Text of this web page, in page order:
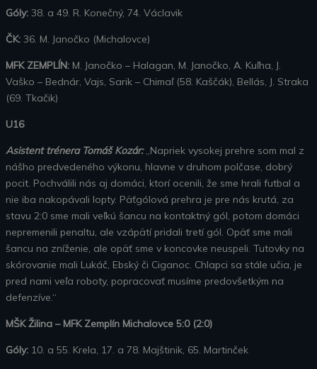
Góly: 38. a 49. R. Konečný, 74. Václavik
ČK: 36. M. Janočko (Michalovce)
MFK ZEMPLÍN: M. Janočko – Halagan, M. Janočko, A. Kuľha, J.
Vaško – Bednár, Vajs, Sarik – Chimaľ (58. Kaščák), Bellás, J. Straka
(69. Tkačik)
U16
Asistent trénera Tomáš Kozár:„Napriek vysokej prehre som mal z
nášho predvedeného výkonu, hlavne v druhom polčase, dobrý
pocit. Pochválili nás aj domáci, ktorí ocenili, že sme hrali futbal a
nie iba nakopávali lopty. Päťgólová prehra je pre nás krutá, za
stavu 2:0 sme mali veľkú šancu na kontaktný gól, potom domáci
nepremenili penaltu, ale vzápätí pridali tretí gól. Opäť sme mali
šancu na zníženie, ale opäť sme v koncovke neuspeli. Tutovky na
skórovanie mali Lukáč, Ebský či Ciganoc. Chlapci sa stále učia, je
pred nami veľa roboty, popracovať musíme predovšetkým na
defenzíve.“
MŠK Žilina – MFK Zemplín Michalovce 5:0 (2:0)
Góly: 10. a 55. Krela, 17. a 78. Majštinik, 65. Martinček